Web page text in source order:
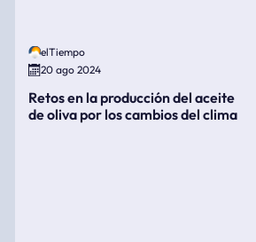
elTiempo
20 ago 2024
Retos en la producción del aceite
de oliva por los cambios del clima